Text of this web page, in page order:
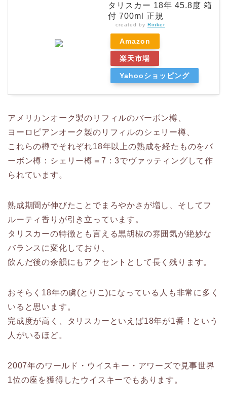
タリスカー 18年 45.8度 箱
付 700ml 正規
created by Rinker
Amazon
楽天市場
Yahooショッピング
アメリカンオーク製のリフィルのバーボン樽、
ヨーロピアンオーク製のリフィルのシェリー樽、
これらの樽でそれぞれ18年以上の熟成を経たものをバ
ーボン樽：シェリー樽＝7：3でヴァッティングして作
られています。
熟成期間が伸びたことでまろやかさが増し、そしてフ
ルーティ香りが引き立っています。
タリスカーの特徴とも言える黒胡椒の雰囲気が絶妙な
バランスに変化しており、
飲んだ後の余韻にもアクセントとして長く残ります。
おそらく18年の虜(とりこ)になっている人も非常に多く
いると思います。
完成度が高く、タリスカーといえば18年が1番！という
人がいるほど。
2007年のワールド・ウイスキー・アワーズで見事世界
1位の座を獲得したウイスキーでもあります。